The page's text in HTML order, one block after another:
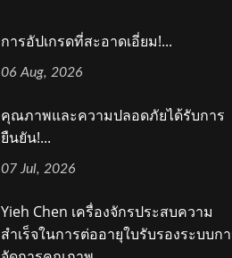
การอัปเกรดที่สะอาดเอี่ยม!...
06 Aug, 2026
คุณภาพและความปลอดภัยได้รับการ
ยืนยัน!...
07 Jul, 2026
Yieh Chen เครื่องจักรประสบความ
สำเร็จในการต่ออายุใบรับรองระบบก